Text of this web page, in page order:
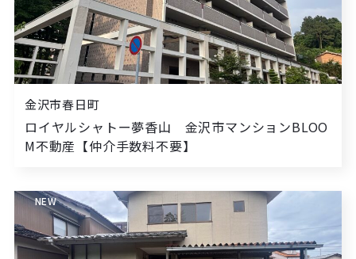
金沢市春日町
ロイヤルシャトー夢香山 金沢市マンションBLOO
M不動産【仲介手数料不要】
NEW